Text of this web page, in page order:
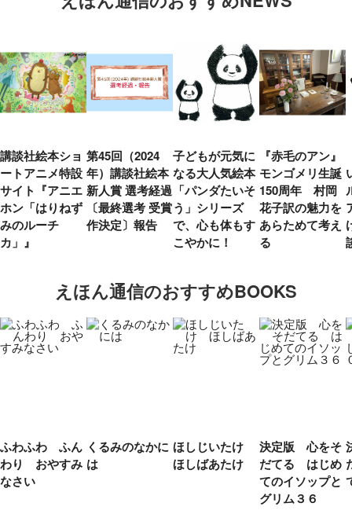
講談社絵本ショ
ートアニメ特設
サイト『アニエ
ホン「はりねず
みのルーチ
カ」』
第45回（2024
年）講談社絵本
新人賞 選考経過
〔最終選考 受賞
作決定〕報告
子どもが元気に
なる大人気絵本
「パンダたいそ
う」シリーズ
で、心も体もす
こやかに！
『赤毛のアン』
モンゴメリ生誕
150周年 村岡
花子訳の魅力を
あらためて考え
る
えほん通信のおすすめBOOKS
ふわふわ ふん
わり おやすみ
なさい
くるみのなかに
は
ほしじいたけ
ほしばあたけ
決定版 心をそ
だてる はじめ
てのイソップと
グリム３６